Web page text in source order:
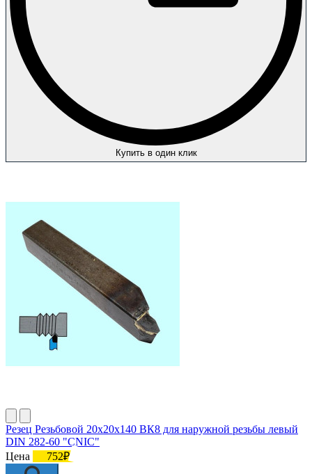
Купить в один клик
Резец Резьбовой 20х20х140 ВК8 для наружной резьбы левый
DIN 282-60 "CNIC"
Цена
752₽